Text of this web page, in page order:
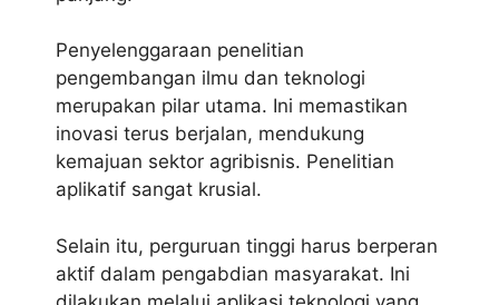
Penyelenggaraan penelitian
pengembangan ilmu dan teknologi
merupakan pilar utama. Ini memastikan
inovasi terus berjalan, mendukung
kemajuan sektor agribisnis. Penelitian
aplikatif sangat krusial.
Selain itu, perguruan tinggi harus berperan
aktif dalam pengabdian masyarakat. Ini